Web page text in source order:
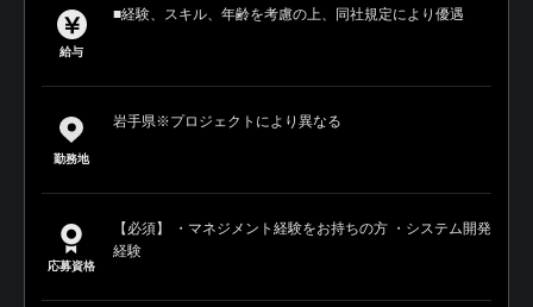
給与
■経験、スキル、年齢を考慮の上、同社規定により優遇
勤務地
岩手県※プロジェクトにより異なる
応募資格
【必須】 ・マネジメント経験をお持ちの方 ・システム開発
経験